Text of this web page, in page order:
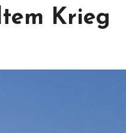
Krieg